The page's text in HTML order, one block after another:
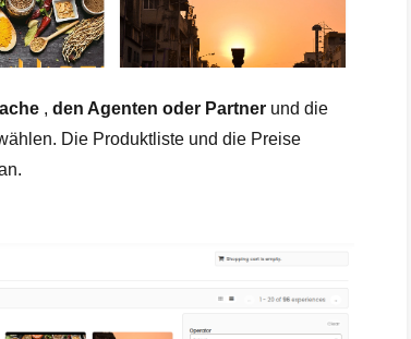
, den Agenten oder Partner und die
Die Produktliste und die Preise